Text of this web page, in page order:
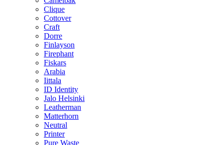
Clique
Cottover
Craft
Dorre
Finlayson
Firephant
Fiskars
Arabia
Iittala
ID Identity
Jalo Helsinki
Leatherman
Matterhorn
Neutral
Printer
Pure Waste